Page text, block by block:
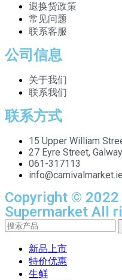
退换货政策
常见问题
联系客服
公司信息
关于我们
联系我们
联系方式
15 Upper William
27 Eyre Street, Galway
061-317113
info@carnivalmarket.ie
Copyright ©
Supermarket All
新品上市
特价优惠
生鲜